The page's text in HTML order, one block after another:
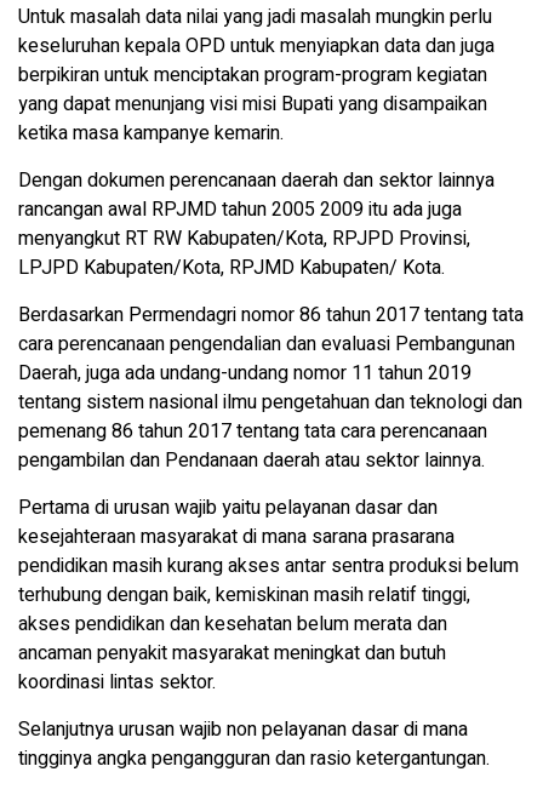
Untuk masalah data nilai yang jadi masalah mungkin perlu
keseluruhan kepala OPD untuk menyiapkan data dan juga
berpikiran untuk menciptakan program-program kegiatan
yang dapat menunjang visi misi Bupati yang disampaikan
ketika masa kampanye kemarin.
Dengan dokumen perencanaan daerah dan sektor lainnya
rancangan awal RPJMD tahun 2005 2009 itu ada juga
menyangkut RT RW Kabupaten/Kota, RPJPD Provinsi,
LPJPD Kabupaten/Kota, RPJMD Kabupaten/ Kota.
Berdasarkan Permendagri nomor 86 tahun 2017 tentang tata
cara perencanaan pengendalian dan evaluasi Pembangunan
Daerah, juga ada undang-undang nomor 11 tahun 2019
tentang sistem nasional ilmu pengetahuan dan teknologi dan
pemenang 86 tahun 2017 tentang tata cara perencanaan
pengambilan dan Pendanaan daerah atau sektor lainnya.
Pertama di urusan wajib yaitu pelayanan dasar dan
kesejahteraan masyarakat di mana sarana prasarana
pendidikan masih kurang akses antar sentra produksi belum
terhubung dengan baik, kemiskinan masih relatif tinggi,
akses pendidikan dan kesehatan belum merata dan
ancaman penyakit masyarakat meningkat dan butuh
koordinasi lintas sektor.
Selanjutnya urusan wajib non pelayanan dasar di mana
tingginya angka pengangguran dan rasio ketergantungan.